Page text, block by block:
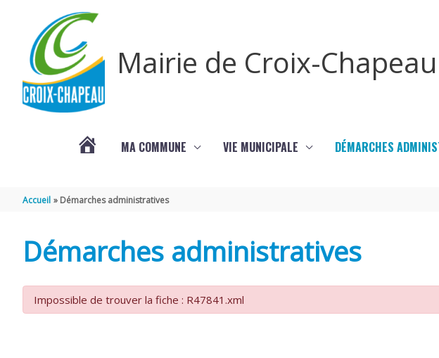
Mairie de Croix-Chapeau
MA COMMUNE VIE MUNICIPALE DÉMARCHES
Accueil Démarches administratives
Démarches administratives
Impossible de trouver la fiche : R47841.xml